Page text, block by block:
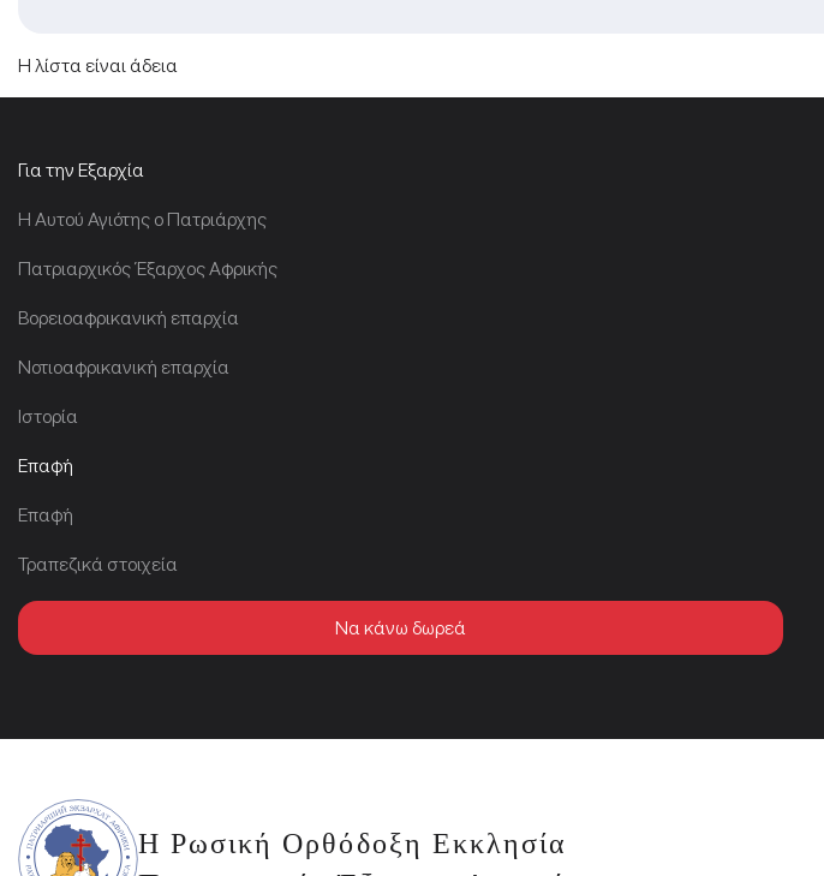
Η λίστα είναι άδεια
Για την Εξαρχία
Η Αυτού Αγιότης ο Πατριάρχης
Πατριαρχικός Έξαρχος Αφρικής
Βορειοαφρικανική επαρχία
Νοτιοαφρικανική επαρχία
Ιστορία
Επαφή
Επαφή
Τραπεζικά στοιχεία
Να κάνω δωρεά
Η Ρωσική Ορθόδοξη Εκκλησία